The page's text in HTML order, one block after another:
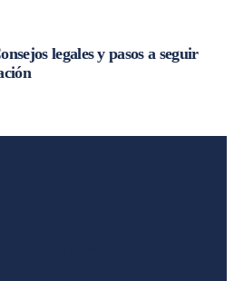
legales y pasos a seguir